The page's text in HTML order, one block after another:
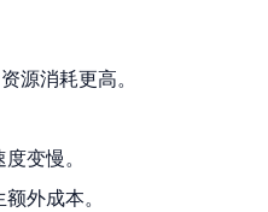
源消耗更高。
变慢。
外成本。